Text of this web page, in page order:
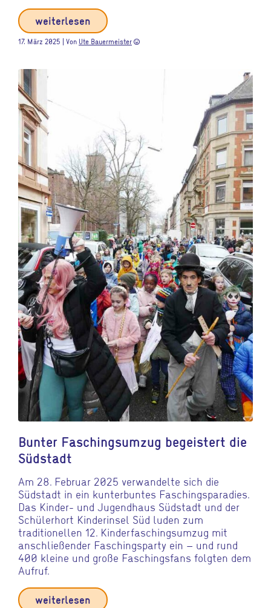
weiterlesen
17. März 2025 | Von Ute Bauermeister sentiment_very_satisfied
Bunter Faschingsumzug begeistert die
Südstadt
Am 28. Februar 2025 verwandelte sich die
Südstadt in ein kunterbuntes Faschingsparadies.
Das Kinder- und Jugendhaus Südstadt und der
Schülerhort Kinderinsel Süd luden zum
traditionellen 12. Kinderfaschingsumzug mit
anschließender Faschingsparty ein – und rund
400 kleine und große Faschingsfans folgten dem
Aufruf.
weiterlesen